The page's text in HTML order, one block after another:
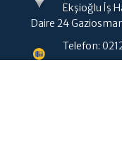
Ekşioğlu İş
Daire 24
Telefon: